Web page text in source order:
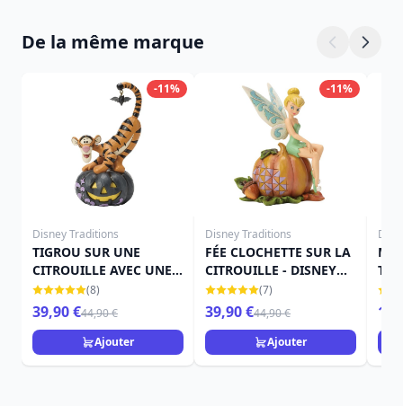
De la même marque
-11%
Disney Traditions
TIGROU SUR UNE
CITROUILLE AVEC UNE
CHAUVE-SOURIS -
DISNEY TRADITIONS
(8)
39,90 €44,90 €
Ajouter
-11%
Disney Traditions
FÉE CLOCHETTE SUR LA
CITROUILLE - DISNEY
TRADITIONS
(7)
39,90 €44,90 €
Ajouter